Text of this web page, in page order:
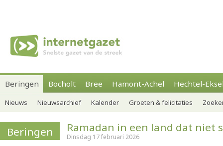
Beringen Bocholt Bree Hamont-Achel Hechtel-
Nieuws Nieuwsarchief Kalender Groeten & felicitaties
Beringen Ramadan in een land dat niet
Dinsdag 17 februari 2026